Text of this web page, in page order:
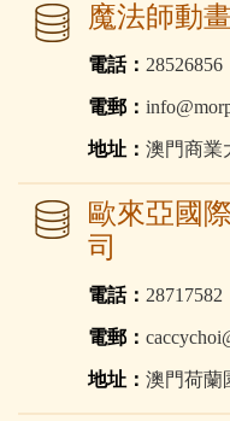
魔法師動
電話： 28526856
電郵：
地址： 澳門商業
歐來亞國
司
電話： 28717582
電郵：
地址： 澳門荷蘭